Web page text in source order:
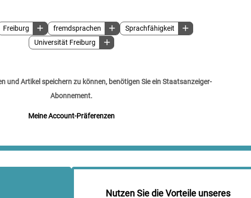
Freiburg fremdsprachen
Sprachfähigkeit
Universität Freiburg
und Artikel speichern zu können, benötigen Sie ein Staatsanzeiger-
Abonnement.
Meine Account-Präferenzen
Nutzen Sie die Vorteile unseres